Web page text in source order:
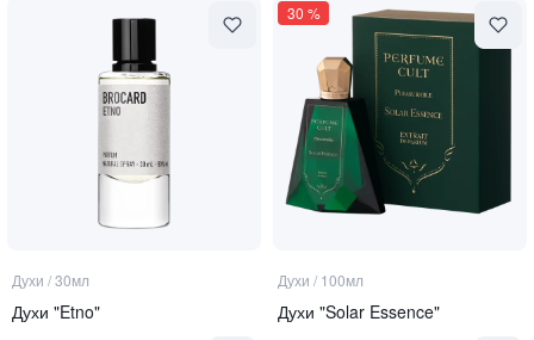
Духи /30мл
Духи "Etno"
30 %
Духи / 100мл
Духи "Solar Essence"